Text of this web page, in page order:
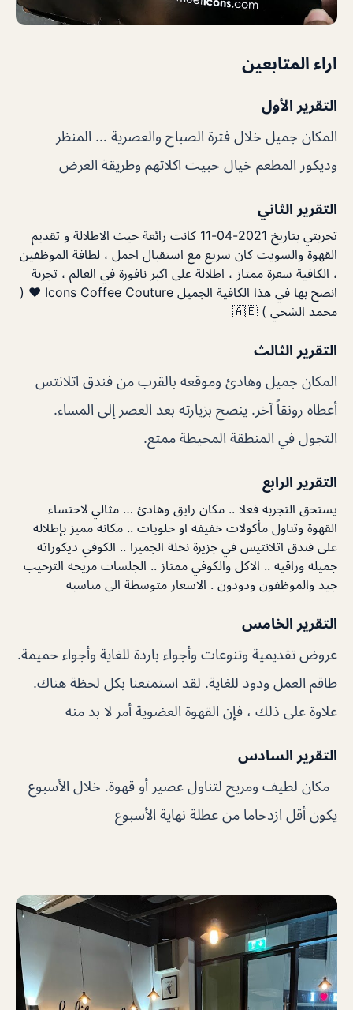
اراء المتابعين
التقرير الأول
المكان جميل خلال فترة الصباح والعصرية … المنظر
وديكور المطعم خيال حبيت اكلاتهم وطريقة العرض
التقرير الثاني
تجربتي بتاريخ 2021-04-11 كانت رائعة حيث الاطلالة و تقديم
القهوة والسويت كان سريع مع استقبال اجمل ، لطافة الموظفين
، الكافية سعرة ممتاز ، اطلالة على اكبر نافورة في العالم ، تجربة
انصح بها في هذا الكافية الجميل Icons Coffee Couture ❤️ (
محمد الشحي ) 🇦🇪
التقرير الثالث
المكان جميل وهادئ وموقعه بالقرب من فندق اتلانتس
أعطاه رونقاً آخر. ينصح بزيارته بعد العصر إلى المساء.
التجول في المنطقة المحيطة ممتع.
التقرير الرابع
يستحق التجربه فعلا .. مكان رايق وهادئ … مثالي لاحتساء
القهوة وتناول مأكولات خفيفه او حلويات .. مكانه مميز بإطلاله
على فندق اتلانتيس في جزيرة نخلة الجميرا .. الكوفي ديكوراته
جميله وراقيه .. الاكل والكوفي ممتاز .. الجلسات مريحه الترحيب
جيد والموظفون ودودون . الاسعار متوسطة الى مناسبه
التقرير الخامس
عروض تقديمية وتنوعات وأجواء باردة للغاية وأجواء حميمة.
طاقم العمل ودود للغاية. لقد استمتعنا بكل لحظة هناك.
علاوة على ذلك ، فإن القهوة العضوية أمر لا بد منه
التقرير السادس
مكان لطيف ومريح لتناول عصير أو قهوة. خلال الأسبوع
يكون أقل ازدحاما من عطلة نهاية الأسبوع